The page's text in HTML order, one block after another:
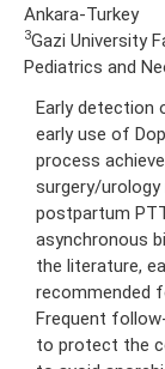
Ankara-Turkey
3Gazi University
Pediatrics and
Early detection
early use of
process
surgery/
postpartum
asynchronous
the literature,
recommended
Frequent
to protect the